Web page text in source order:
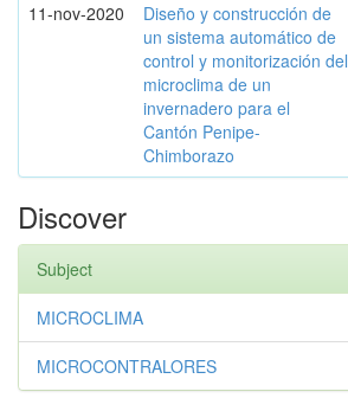
11-nov-2020
Diseño y construcción de
un sistema automático de
control y monitorización del
microclima de un
invernadero para el
Cantón Penipe-
Chimborazo
Discover
Subject
MICROCLIMA
MICROCONTRALORES